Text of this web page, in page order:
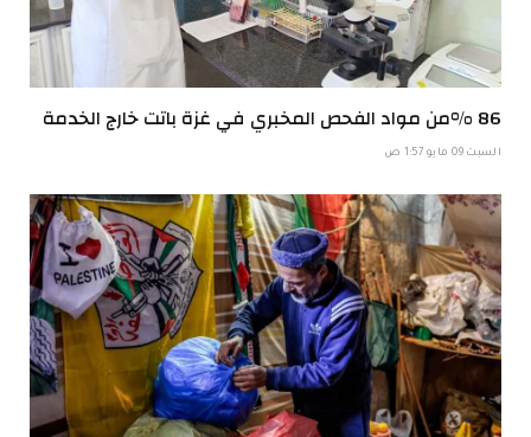
86 %من مواد الفحص المخبري في غزة باتت خارج الخدمة
السبت 09 مايو 1:57 ص